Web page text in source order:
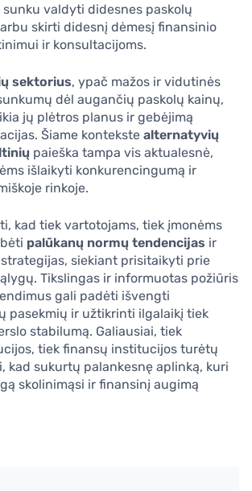
sunku valdyti didesnes paskolų
skirti didesnį dėmesį finansinio
ir konsultacijoms.
sektorius, ypač mažos ir vidutinės
dėl augančių paskolų kainų,
jų plėtros planus ir gebėjimą
Šiame kontekste alternatyvių
paieška tampa vis aktualesnė,
išlaikyti konkurencingumą ir
rinkoje.
kad tiek vartotojams, tiek įmonėms
palūkanų normų tendencijas ir
siekiant prisitaikyti prie
Tikslingas ir informuotas požiūris
gali padėti išvengti
pasekmių ir užtikrinti ilgalaikį tiek
stabilumą. Galiausiai, tiek
tiek finansų institucijos turėtų
kad sukurtų palankesnę aplinką, kuri
skolinimąsi ir finansinį augimą